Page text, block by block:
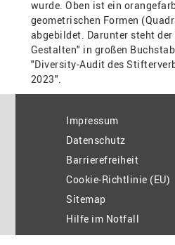
Impressum
Datenschutz
Barrierefreiheit
Cookie-Richtlinie (EU)
Sitemap
Hilfe im Notfall